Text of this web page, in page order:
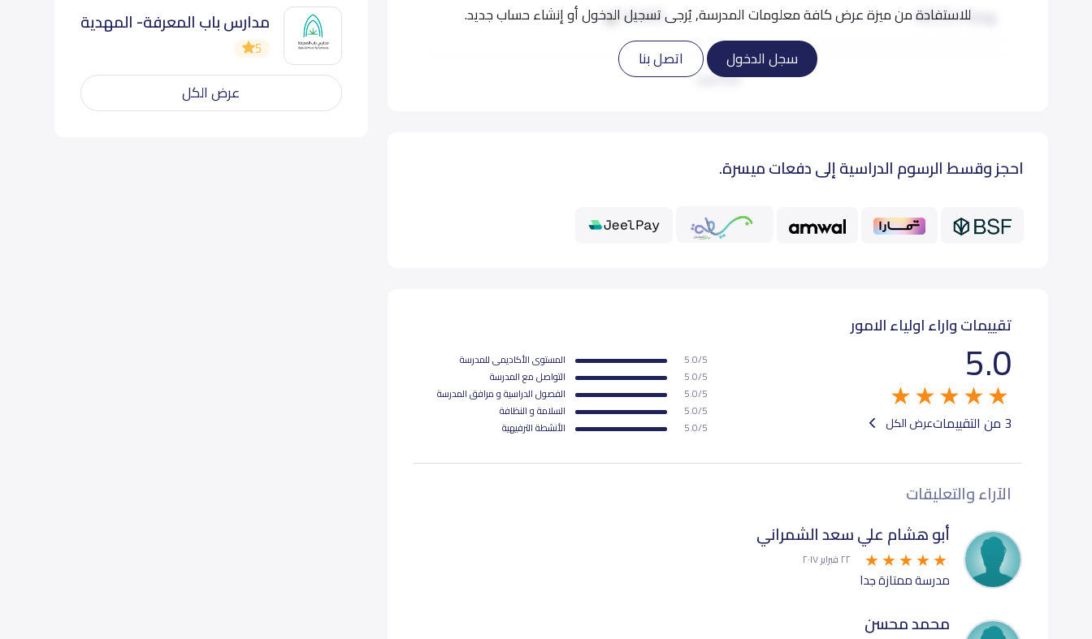
للاستفادة من ميزة عرض كافة معلومات المدرسة, يُرجى تسجيل الدخول أو إنشاء حساب جديد.
سجل الدخول
اتصل بنا
اقرأ المزيد
روضة 2 (KG 2)
10,000
10,000
ثاني إبتدائي (Grade 2)
ثالث إبتدائي (Grade 3)
10,000
خامس إبتدائي (Grade 5)
سادس إبتدائي (Grade 6)
10,000
أول متوسط (Grade 7)
12,000
ثاني متوسط (Grade 8)
12,000
ثالث متوسط (Grade 9)
احجز وقسط الرسوم الدراسية إلى دفعات ميسرة.
تقييمات واراء اولياء الامور
5.0
3 من التقييمات عرض الكل
5.0/5
المستوى اﻷكاديمى للمدرسة
5.0/5
التواصل مع المدرسة
5.0/5
الفصول الدراسية و مرافق المدرسة
5.0/5
السلامة و النظافة
5.0/5
اﻷنشطة الترفيهية
الآراء والتعليقات
أبو هشام علي سعد الشمراني
٢٢ فبراير ٢٠١٧
مدرسة ممتازة جدا
محمد محسن
مدارس باب المعرفة- المهدية
5
عرض الكل